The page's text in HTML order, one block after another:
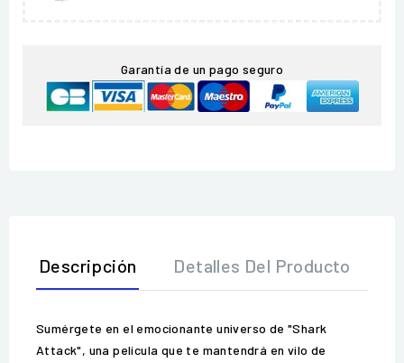
Garantía de un pago seguro
Descripción Detalles Del Producto
Sumérgete en el emocionante universo de "Shark
Attack", una película que te mantendrá en vilo de